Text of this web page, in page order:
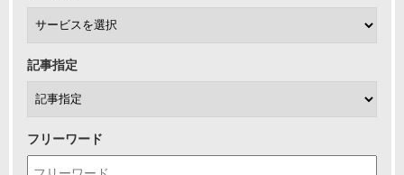
記事指定
フリーワード